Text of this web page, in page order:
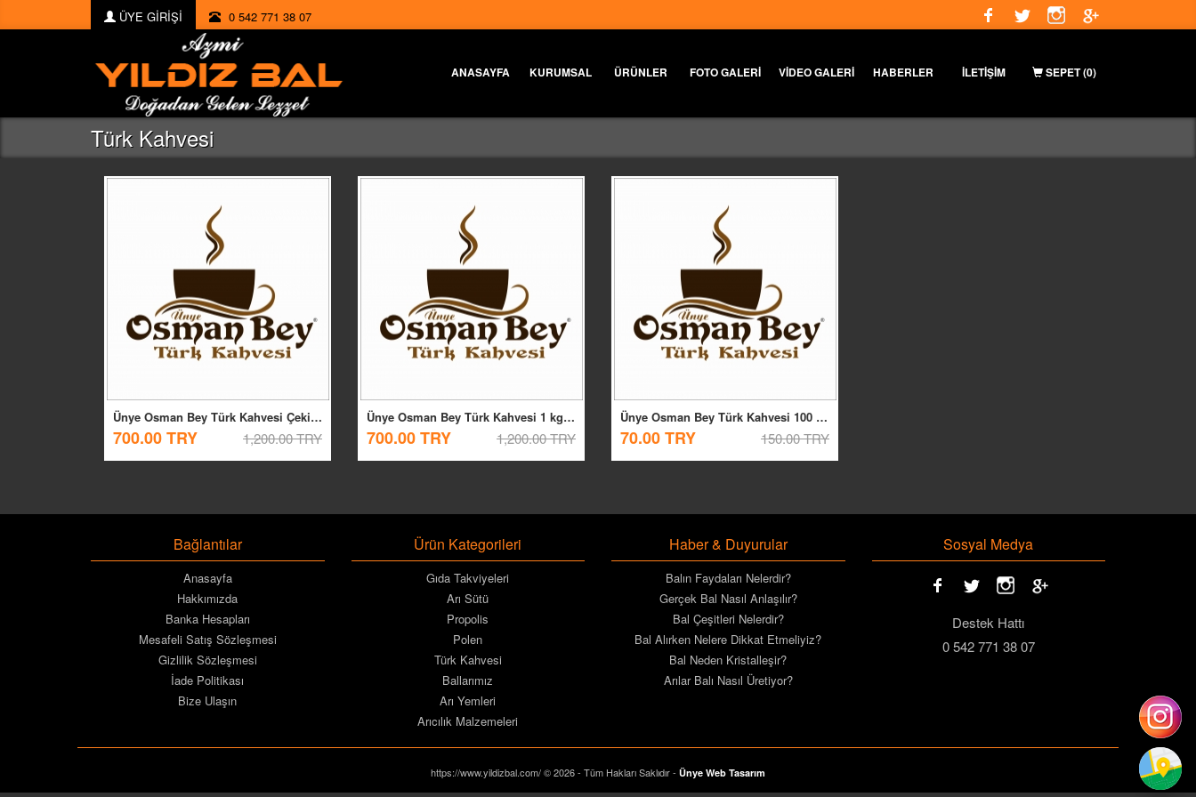
ÜYE GİRİŞİ 0 542 771 38 07
ANASAYFA KURUMSAL ÜRÜNLER FOTO GALERİ VİDEO GALERİ HABERLER İLETİŞİM SEPET(0)
Türk Kahvesi
Ünye Osman Bey Türk Kahvesi Çekirdeği 1kg.
1,200.00 TRY
700.00 TRY
Ünye Osman Bey Türk Kahvesi 1 kg. Taze Çekilmiş
1,200.00 TRY
700.00 TRY
Ünye Osman Bey Türk Kahvesi 100 g.Taze Çekilmiş
150.00 TRY
70.00 TRY
Bağlantılar
Anasayfa
Hakkımızda
Banka Hesapları
Mesafeli Satış Sözleşmesi
Gizlilik Sözleşmesi
İade Politikası
Bize Ulaşın
Ürün Kategorileri
Gıda Takviyeleri
Arı Sütü
Propolis
Polen
Türk Kahvesi
Ballarımız
Arı Yemleri
Arıcılık Malzemeleri
Haber & Duyurular
Balın Faydaları Nelerdir?
Gerçek Bal Nasıl Anlaşılır?
Bal Çeşitleri Nelerdir?
Bal Alırken Nelere Dikkat Etmeliyiz?
Bal Neden Kristalleşir?
Arılar Balı Nasıl Üretiyor?
Sosyal Medya
Destek Hattı
0 542 771 38 07
https://www.yildizbal.com/ © 2026 - Tüm Hakları Saklıdır - Ünye Web Tasarım